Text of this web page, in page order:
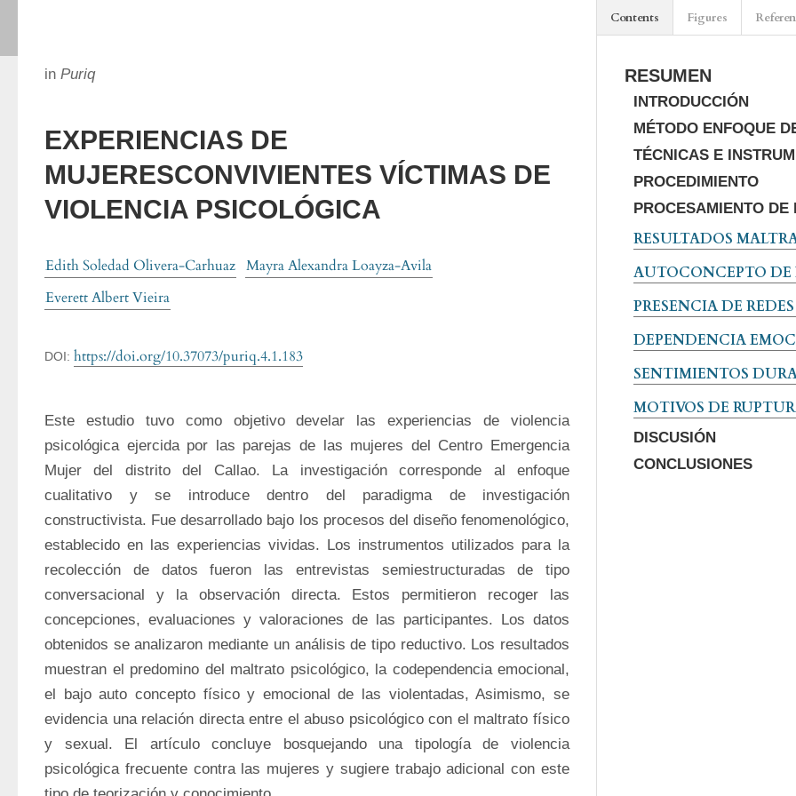
in Puriq
EXPERIENCIAS DE
MUJERESCONVIVIENTES VÍCTIMAS DE
VIOLENCIA PSICOLÓGICA
Edith Soledad Olivera-Carhuaz Mayra Alexandra Loayza-Avila
Everett Albert Vieira
DOI: https://doi.org/10.37073/puriq.4.1.183
Este estudio tuvo como objetivo develar las experiencias de violencia
psicológica ejercida por las parejas de las mujeres del Centro Emergencia
Mujer del distrito del Callao. La investigación corresponde al enfoque
cualitativo y se introduce dentro del paradigma de investigación
constructivista. Fue desarrollado bajo los procesos del diseño fenomenológico,
establecido en las experiencias vividas. Los instrumentos utilizados para la
recolección de datos fueron las entrevistas semiestructuradas de tipo
conversacional y la observación directa. Estos permitieron recoger las
concepciones, evaluaciones y valoraciones de las participantes. Los datos
obtenidos se analizaron mediante un análisis de tipo reductivo. Los resultados
muestran el predomino del maltrato psicológico, la codependencia emocional,
el bajo auto concepto físico y emocional de las violentadas, Asimismo, se
evidencia una relación directa entre el abuso psicológico con el maltrato físico
y sexual. El artículo concluye bosquejando una tipología de violencia
psicológica frecuente contra las mujeres y sugiere trabajo adicional con este
RESUMEN
INTRODUCCIÓN
MÉTODO ENFOQUE
TÉCNICAS E
PROCEDIMIENTO
PROCESAMIENTO DE
RESULTADOS
AUTOCONCEPTO DE
PRESENCIA DE
DEPENDENCIA
SENTIMIENTOS
MOTIVOS DE
DISCUSIÓN
CONCLUSIONES
Contents Figures